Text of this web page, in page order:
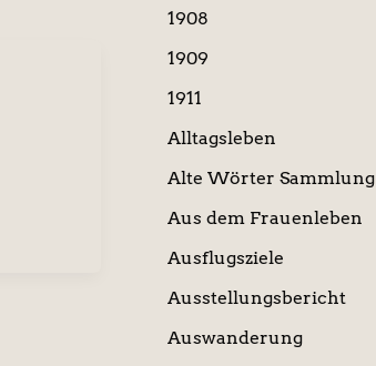
n
a
h
1908
1909
1911
Alltagsleben
Alte Wörter Sammlung
Aus dem Frauenleben
Ausflugsziele
Ausstellungsbericht
Auswanderung